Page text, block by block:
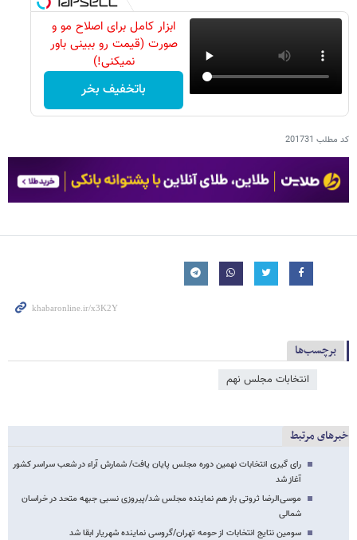
ابزار کامل برای اصلاح مو و
صورت (قیمت رو ببینی باور
نمیکنی!)
باتخفیف بخر
کد مطلب 201731
برچسب‌ها
انتخابات مجلس نهم
خبرهای مرتبط
رای گیری انتخابات نهمین دوره مجلس پایان یافت/ شمارش آراء در شعب سراسر کشور
آغاز شد
موسی‌الرضا ثروتی باز هم نماینده مجلس شد/پیروزی نسبی جبهه متحد در خراسان
شمالی
سومین نتایج انتخابات از حومه تهران/گروسی نماینده شهریار ابقا شد